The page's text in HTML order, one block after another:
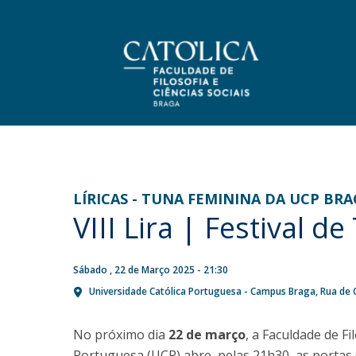
Programas
Candidaturas
Porquê escolher uma Licenciatura na FFCS?
Prémios de Mérito
Programas
Investigação
Publicações
Revistas
Bibliotecas da Católica
Doutorando em filosofia da
FFCS partilha experiência
internacional na Kircher
Network
Mensagem do Diretor
Missão, Visão e Estratégia
História
Bolsas de Estudo
Identidade gráfica
Independência Politico-Partidária UCP
Regulamentos e Normas
LÍRICAS - TUNA FEMININA DA UCP
VIII Lira | Festival de
Sábado , 22 de Março 2025 - 21:30
Universidade Católica Portuguesa - Campus Braga Rua de
No próximo dia 22 de março, a Faculdade de